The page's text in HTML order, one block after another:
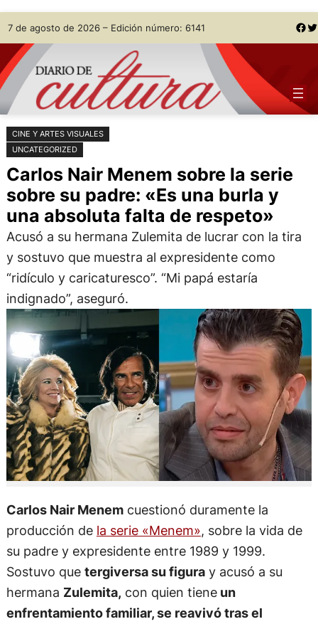
Saltar
al
contenido
Skip
to
content
7 de agosto de 2026 – Edición número: 6141 Facebook Twitter
CINE Y ARTES VISUALES
UNCATEGORIZED
Carlos Nair Menem sobre la serie
sobre su padre: «Es una burla y
una absoluta falta de respeto»
Acusó a su hermana Zulemita de lucrar con la tira
y sostuvo que muestra al expresidente como
“ridículo y caricaturesco”. “Mi papá estaría
indignado”, aseguró.
Carlos Nair Menemcuestionó duramente la
producción de la serie «Menem», sobre la vida de
su padre y expresidente entre 1989 y 1999.
Sostuvo que tergiversa su figuray acusó a su
hermana Zulemita, con quien tieneun
enfrentamiento familiar, se reavivó tras el